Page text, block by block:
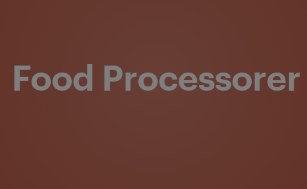
Food Processorer